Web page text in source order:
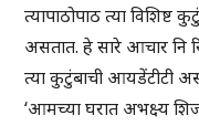
त्यापाठोपाठ त्या विशिष्ट
असतात. हे सारे आचार नि
त्या कुटुंबाची आयडेंटीटी
‘आमच्या घरात अभक्ष्य